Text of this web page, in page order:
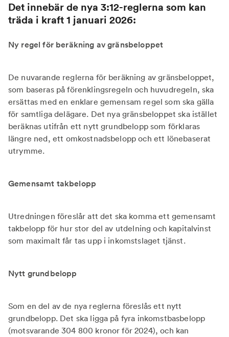
Det innebär de nya 3:12-reglerna som kan
träda i kraft 1 januari 2026:
Ny regel för beräkning av gränsbeloppet
De nuvarande reglerna för beräkning av gränsbeloppet,
som baseras på förenklingsregeln och huvudregeln, ska
ersättas med en enklare gemensam regel som ska gälla
för samtliga delägare. Det nya gränsbeloppet ska istället
beräknas utifrån ett nytt grundbelopp som förklaras
längre ned, ett omkostnadsbelopp och ett lönebaserat
utrymme.
Gemensamt takbelopp
Utredningen föreslår att det ska komma ett gemensamt
takbelopp för hur stor del av utdelning och kapitalvinst
som maximalt får tas upp i inkomstslaget tjänst.
Nytt grundbelopp
Som en del av de nya reglerna föreslås ett nytt
grundbelopp. Det ska ligga på fyra inkomstbasbelopp
(motsvarande 304 800 kronor för 2024), och kan